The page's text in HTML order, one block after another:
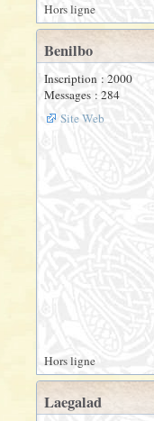
Hors ligne
Benilbo
Inscription : 2000
Messages : 284
Site Web
Hors ligne
Laegalad